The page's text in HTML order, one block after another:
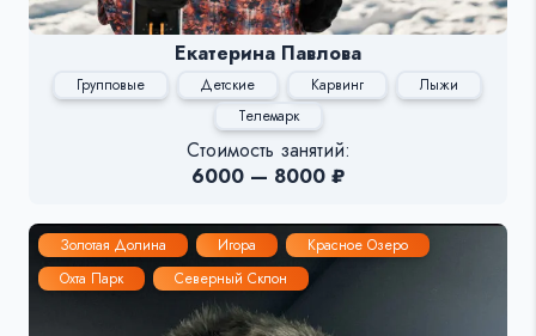
Екатерина Павлова
Групповые Детские Карвинг
Лыжи
Телемарк
Стоимость занятий:
6000 — 8000 ₽
Золотая Долина Игора
Красное Озеро
Охта Парк
Северный Склон